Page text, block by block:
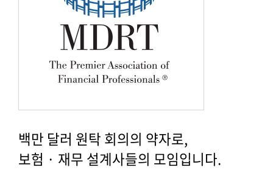
백만 달러 원탁 회의의 약자로,
보험 · 재무 설계사들의 모임입니다.